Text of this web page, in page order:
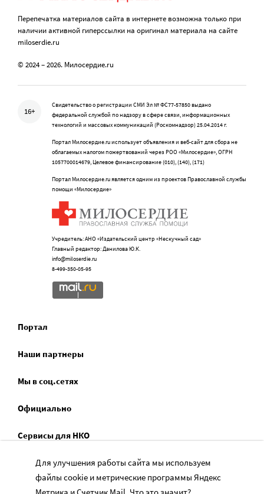
Перепечатка материалов сайта в интернете возможна только при
наличии активной гиперссылки на оригинал материала на сайте
miloserdie.ru
© 2024 – 2026. Милосердие.ru
16+
Свидетельство о регистрации СМИ Эл № ФС77-57850 выдано
федеральной службой по надзору в сфере связи, информационных
технологий и массовых коммуникаций (Роскомнадзор) 25.04.2014 г.
Портал Милосердие.ru использует объявления и веб-сайт для сбора не
облагаемых налогом пожертвований через РОО «Милосердие», ОГРН
1057700014679, Целевое финансирование (010), (140), (171)
Портал Милосердие.ru является одним из проектов Православной службы
помощи «Милосердие»
Учредитель: АНО «Издательский центр «Нескучный сад»
Главный редактор: Данилова Ю.К.
info@miloserdie.ru
8-499-350-05-95
Портал
Наши партнеры
Мы в соц.сетях
Официально
Сервисы для НКО
Спецпроекты
Социальное служение
Для улучшения работы сайта мы используем
файлы cookie и метрические программы Яндекс